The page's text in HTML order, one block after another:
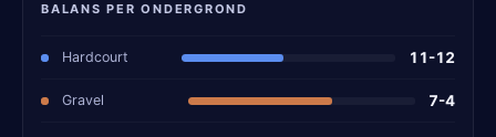
BALANS PER ONDERGROND
Hardcourt 11-12
Gravel 7-4